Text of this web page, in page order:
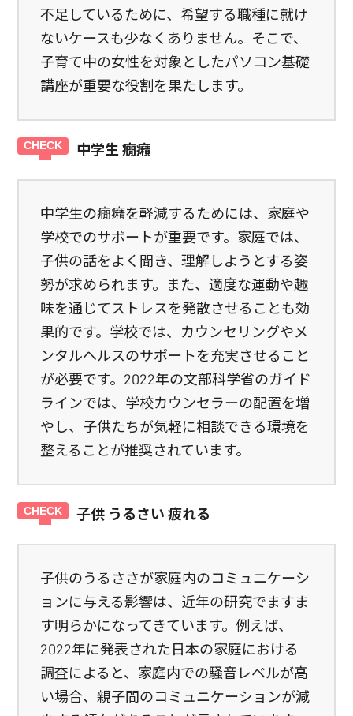
不足しているために、希望する職種に就け
ないケースも少なくありません。そこで、
子育て中の女性を対象としたパソコン基礎
講座が重要な役割を果たします。
中学生 癇癪
中学生の癇癪を軽減するためには、家庭や
学校でのサポートが重要です。家庭では、
子供の話をよく聞き、理解しようとする姿
勢が求められます。また、適度な運動や趣
味を通じてストレスを発散させることも効
果的です。学校では、カウンセリングやメ
ンタルヘルスのサポートを充実させること
が必要です。2022年の文部科学省のガイド
ラインでは、学校カウンセラーの配置を増
やし、子供たちが気軽に相談できる環境を
整えることが推奨されています。
子供 うるさい 疲れる
子供のうるささが家庭内のコミュニケーシ
ョンに与える影響は、近年の研究でますま
す明らかになってきています。例えば、
2022年に発表された日本の家庭における
調査によると、家庭内での騒音レベルが高
い場合、親子間のコミュニケーションが減